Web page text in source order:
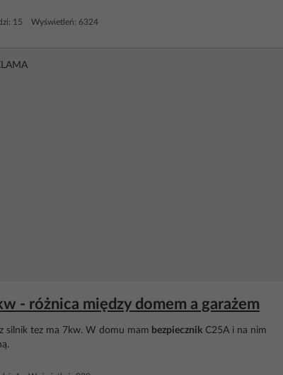
15 Wyświetleń: 6324
- różnica między domem a garażem
silnik tez ma 7kw. W domu mam bezpiecznik C25A i na nim